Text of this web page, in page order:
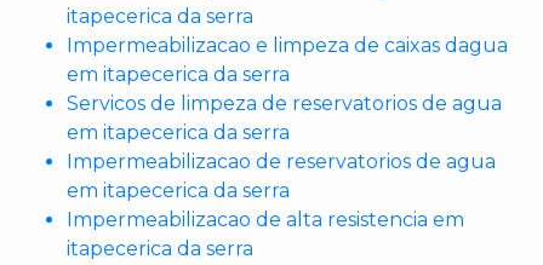
itapecerica da serra
Impermeabilizacao e limpeza de caixas dagua
em itapecerica da serra
Servicos de limpeza de reservatorios de agua
em itapecerica da serra
Impermeabilizacao de reservatorios de agua
em itapecerica da serra
Impermeabilizacao de alta resistencia em
itapecerica da serra